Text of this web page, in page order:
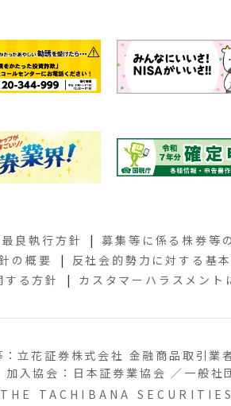
良執行方針 募集等に係る株券等
の概要 反社会的勢力に対する基
る方針
カスタマーハラスメント
：立花証券株式会社 金融商品取引業
加入協会：日本証券業協会 ／一般社
TACHIBANA